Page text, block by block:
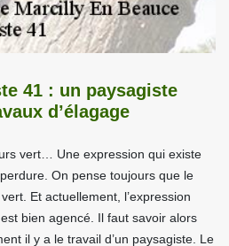
41 : un paysagiste
d’élagage
vert… Une expression qui existe
On pense toujours que le
Et actuellement, l’expression
bien agencé. Il faut savoir alors
il y a le travail d’un paysagiste. Le